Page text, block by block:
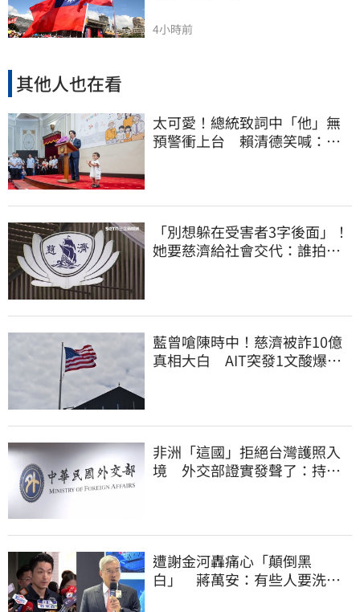
4小時前
其他人也在看
太可愛！總統致詞中「他」無
預警衝上台 賴清德笑喊：卸
「別想躲在受害者3字後面」！
她要慈濟給社會交代：誰拍板
藍曾嗆陳時中！慈濟被詐10億
真相大白 AIT突發1文酸爆…
非洲「這國」拒絕台灣護照入
境 外交部證實發聲了：持續
遭謝金河轟痛心「顛倒黑
白」 蔣萬安：有些人要洗人